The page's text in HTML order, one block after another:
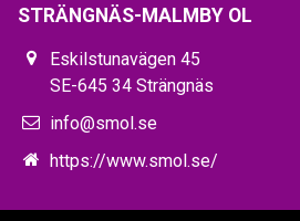
STRÄNGNÄS-MALMBY OL
Eskilstunavägen 45
SE-645 34 Strängnäs
info@smol.se
https://www.smol.se/